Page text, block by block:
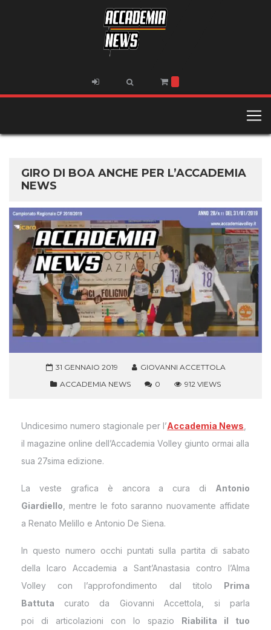
GIRO DI BOA ANCHE PER L’ACCADEMIA
NEWS
31 GENNAIO 2019
GIOVANNI ACCETTOLA
ACCADEMIA NEWS
0 912 VIEWS
Undicesimo numero stagionale per l’Accademia News
il magazine online dell’Accademia Volley giunto ormai alla
sua 27sima edizione.
La veste grafica è ancora a cura di Antonio
Giardiello , mentre le foto saranno nuovamente affidate
a Renato Melillo e Antonio De Siena.
In questo numero occhi puntati sulla partita di sabato
della Icaro Accademia a Sant’Anastasia contro l’Alma
Volley con l’approfondimento dal titolo Prima
Battuta curato da Giovanni Accettola, si parla
poi di articolazioni con lo spazio Riabilita il tuo